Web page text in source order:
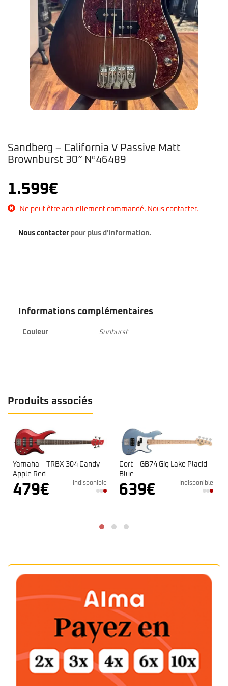
Sandberg – California V Passive Matt
Brownburst 30″ N°46489
1.599€
Ne peut être actuellement commandé. Nous contacter.
Nous contacter pour plus d’information.
Informations complémentaires
Couleur Sunburst
Produits associés
Cort – GB74 Gig Lake Placid
Blue
639 Indisponible
Fender CB-60SCE Black
359